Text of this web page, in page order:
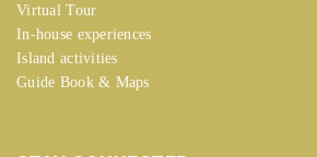
Virtual Tour
In-house experiences
Island activities
Guide Book & Maps